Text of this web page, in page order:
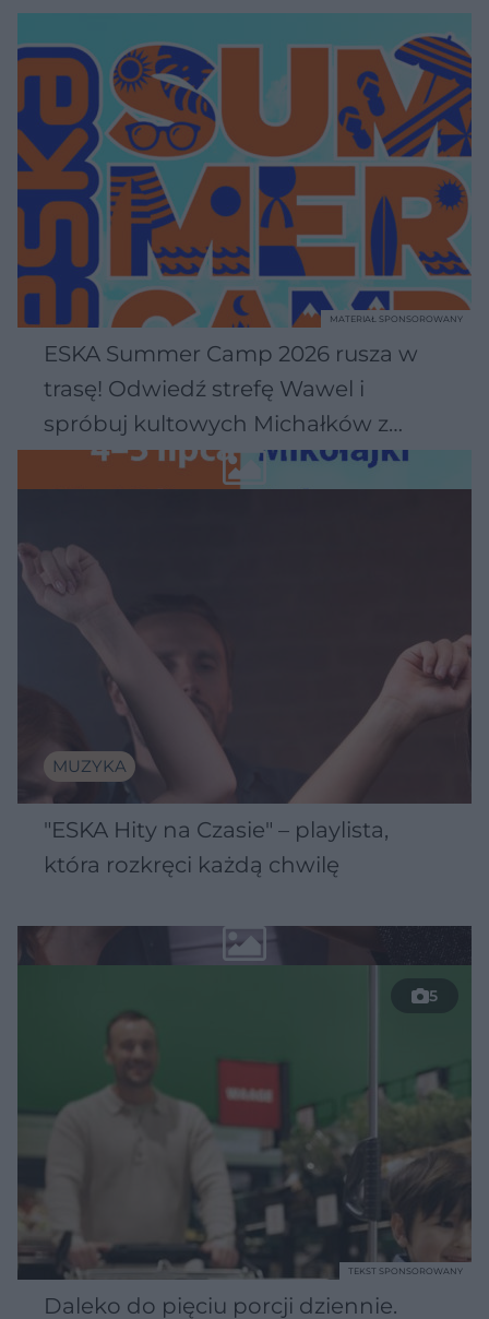
ESKA Summer Camp 2026 rusza w
trasę! Odwiedź strefę Wawel i
spróbuj kultowych Michałków z
Wawelu
MATERIAŁ SPONSOROWANY
MUZYKA
"ESKA Hity na Czasie" – playlista,
która rozkręci każdą chwilę
5
Daleko do pięciu porcji dziennie.
TEKST SPONSOROWANY